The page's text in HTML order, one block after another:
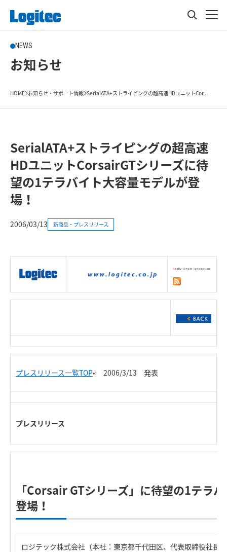
NEWS
お知らせ
HOME お知らせ・サポート情報 SerialATA+ストライピングの超高速HDユニットCor...
SerialATA+ストライピングの超高速
HDユニットCorsairGTシリーズに待
望の1テラバイト大容量モデルが登
場！
2006/03/13 新商品・プレスリリース
プレスリリース一覧TOP« 2006/3/13 発表
プレスリリース
「Corsair GTシリーズ」に待望の1テラ
登場！
ロジテック株式会社（本社：東京都千代田区、代表取締役社長